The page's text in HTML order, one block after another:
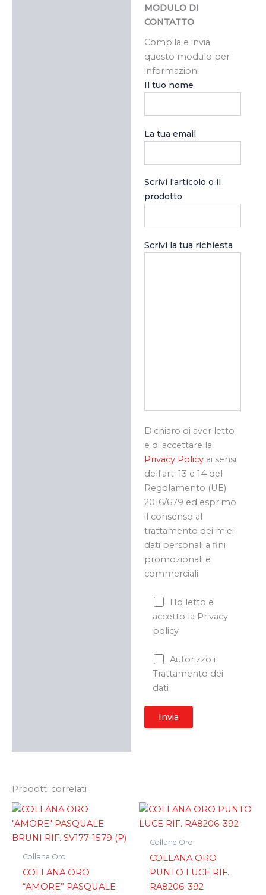
MODULO DI
CONTATTO
Compila e invia
questo modulo per
informazioni
Il tuo nome
La tua email
Scrivi l'articolo o il
prodotto
Scrivi la tua richiesta
Dichiaro di aver letto
e di accettare la
Privacy Policyai sensi
dell'art. 13 e 14 del
Regolamento (UE)
2016/679 ed esprimo
il consenso al
trattamento dei miei
dati personali a fini
promozionali e
commerciali.
Ho letto e
accetto la Privacy
policy
Autorizzo il
Trattamento dei
dati
Prodotti correlati
Collane Oro
COLLANA ORO
“AMORE” PASQUALE
Collane Oro
COLLANA ORO
PUNTO LUCE RIF.
RA8206-392